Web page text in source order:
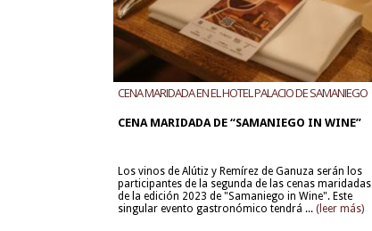
CENA MARIDADA EN EL HOTEL PALACIO DE SAMANIEGO
CENA MARIDADA DE “SAMANIEGO IN WINE”
Los vinos de Alútiz y Remírez de Ganuza serán los
participantes de la segunda de las cenas maridadas
de la edición 2023 de "Samaniego in Wine". Este
singular evento gastronómico tendrá ... (leer más)